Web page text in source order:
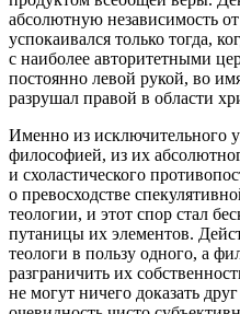
абсолютную независимость
успокаивался только тогда,
с наиболее авторитетными
постоянно левой рукой, во
разрушал правой в области
Именно из исключительного
философией, из их
и схоластического
о превосходстве
теологии, и этот спор стал
путаницы их элементов.
теологи в пользу одного, а
разграничить их
не могут ничего доказать